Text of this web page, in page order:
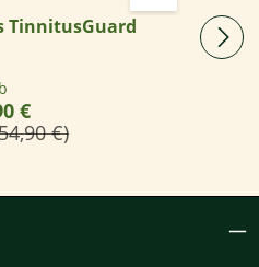
TinnitusGuard
Preis:
€
€)